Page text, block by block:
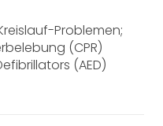
Problemen;
(CPR)
(AED)